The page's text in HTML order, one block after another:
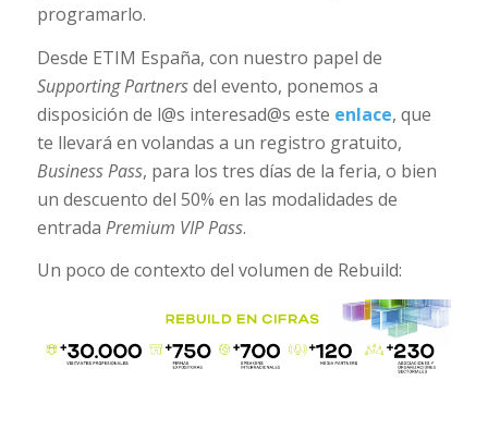
programarlo.
Desde ETIM España, con nuestro papel de
Supporting Partnersdel evento, ponemos a
disposición de l@s interesad@s este enlace, que
te llevará en volandas a un registro gratuito,
Business Pass, para los tres días de la feria, o bien
un descuento del 50% en las modalidades de
entrada Premium VIP Pass.
Un poco de contexto del volumen de Rebuild: